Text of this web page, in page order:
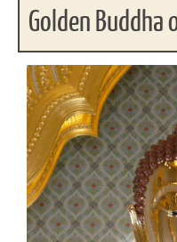
Golden Buddha